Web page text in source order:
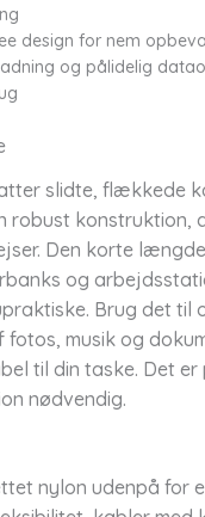
design for nem
og pålidelig
slidte, flækkede
robust konstruktion,
Den korte
og
Brug det til
fotos, musik og
til din taske. Det
nødvendig.
nylon udenpå for